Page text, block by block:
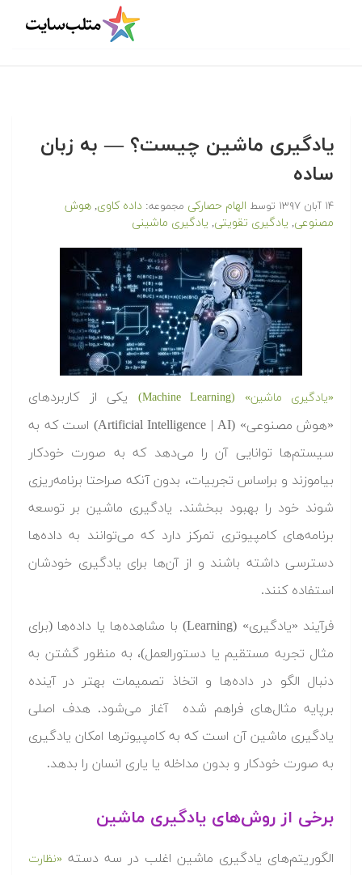
یادگیری ماشین چیست؟ — به زبان
ساده
۱۴ آبان ۱۳۹۷ توسط الهام حصارکی مجموعه: داده کاوی, هوش
مصنوعی, یادگیری تقویتی, یادگیری ماشینی
«یادگیری ماشین» (Machine Learning)
یکی از کاربردهای
«هوش مصنوعی» (Artificial Intelligence | AI) است که به
سیستم‌ها توانایی آن را می‌دهد که به صورت خودکار
بیاموزند و براساس تجربیات، بدون آنکه صراحتا برنامه‌ریزی
شوند خود را بهبود ببخشند. یادگیری ماشین بر توسعه
برنامه‌های کامپیوتری تمرکز دارد که می‌توانند به داده‌ها
دسترسی داشته باشند و از آن‌ها برای یادگیری خودشان
استفاده کنند.
فرآیند «یادگیری» (Learning) با مشاهده‌ها یا داده‌ها (برای
مثال تجربه مستقیم یا دستورالعمل)، به منظور گشتن به
دنبال الگو در داده‌ها و اتخاذ تصمیمات بهتر در آینده
برپایه مثال‌های فراهم شده آغاز می‌شود. هدف اصلی
یادگیری ماشین آن است که به کامپیوترها امکان یادگیری
به صورت خودکار و بدون مداخله یا یاری انسان را بدهد.
برخی از روش‌های یادگیری ماشین
الگوریتم‌های یادگیری ماشین اغلب در سه دسته «نظارت